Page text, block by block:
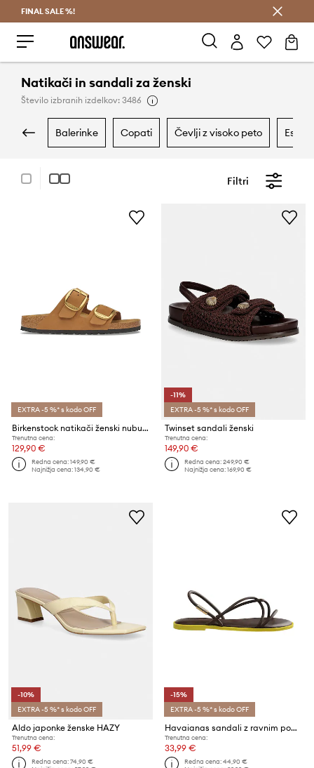
FINAL SALE %!
Natikači in sandali za ženski
Število izbranih izdelkov: 3486
balerinke copati čevlji z visoko peto
Filtri
EXTRA -5 %* s kodo OFF
Birkenstock natikači ženski nubukovani Arizona Big Buckle Nubuck Leather
Trenutna cena:
129,90 €
Redna cena:149,90 €
Najnižja cena:134,90 €
-11%
EXTRA -5 %* s kodo OFF
Twinset sandali ženski
Trenutna cena:
149,90 €
Redna cena:249,90 €
Najnižja cena:169,90 €
-10%
EXTRA -5 %* s kodo OFF
Aldo japonke ženske HAZY
Trenutna cena:
51,99 €
Redna cena:74,90 €
-15%
EXTRA -5 %* s kodo OFF
Havaianas sandali z ravnim podplatom ženski UNA MANGA
Trenutna cena:
33,99 €
Redna cena:44,90 €